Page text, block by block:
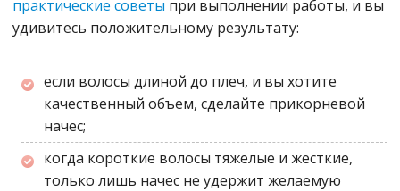
практические советы при выполнении работы, и вы
удивитесь положительному результату:
если волосы длиной до плеч, и вы хотите
качественный объем, сделайте прикорневой
начес;
когда короткие волосы тяжелые и жесткие,
только лишь начес не удержит желаемую